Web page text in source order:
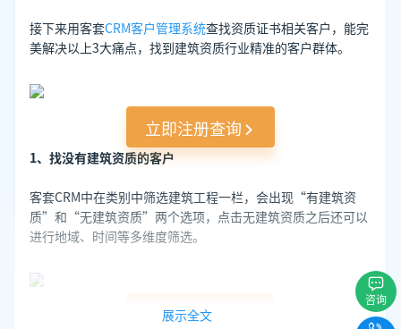
接下来用客套CRM客户管理系统查找资质证书相关客户，能完
美解决以上3大痛点，找到建筑资质行业精准的客户群体。
立即注册查询
1、找没有建筑资质的客户
客套CRM中在类别中筛选建筑工程一栏，会出现“有建筑资
质”和“无建筑资质”两个选项，点击无建筑资质之后还可以
进行地域、时间等多维度筛选。
立即注册查询
展示全文
咨询